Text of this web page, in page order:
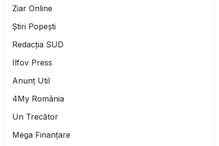
Ziar Online
Știri Popești
Redacția SUD
Ilfov Press
Anunț Util
4My România
Un Trecător
Mega Finanțare